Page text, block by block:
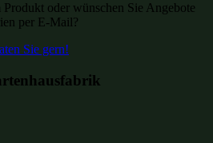
Produkt oder wünschen Sie Angebote
per E-Mail?
Sie gern!